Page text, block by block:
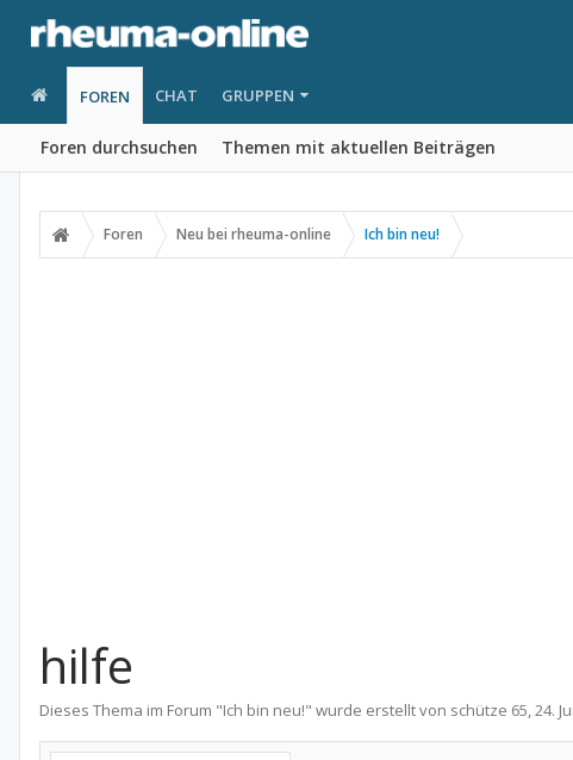
FOREN
Foren durchsuchen Themen mit aktuellen Beiträgen
CHAT GRUPPEN
Foren Neu bei rheuma-online Ich bin neu!
hilfe
Dieses Thema im Forum "Ich bin neu!" wurde erstellt von schütze 65,24.